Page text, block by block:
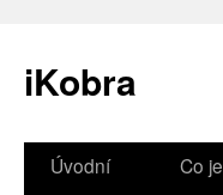
iKobra
Přejít
Úvodní
Co je